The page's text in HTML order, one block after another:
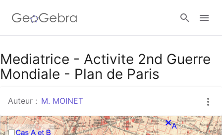
Se connecter
Mediatrice - Activite 2nd Guerre
Mondiale - Plan de Paris
Auteur : M. MOINET